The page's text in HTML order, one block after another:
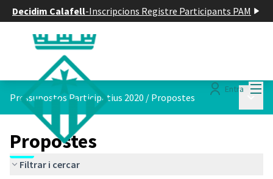
Decidim Calafell-Inscripcions Registre Participants PAM
Entra
Pressupostos Participatius 2020 / Propostes
Propostes
Filtrar i cercar